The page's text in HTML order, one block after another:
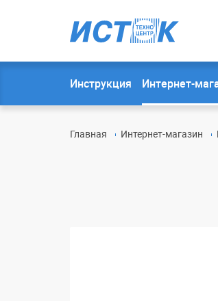
Инструкция Интернет-
Главная Интернет-магазин